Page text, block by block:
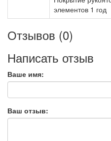
элементов 1 год
Отзывов (0)
Написать отзыв
Ваше имя:
Ваш отзыв: